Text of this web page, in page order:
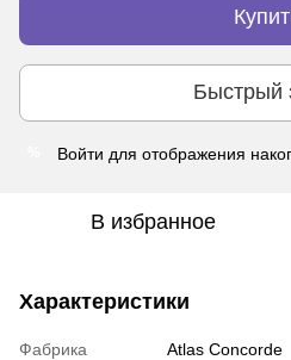
Быстрый
Войти для отображения
В избранное
Характеристики
Фабрика
Atlas Concorde